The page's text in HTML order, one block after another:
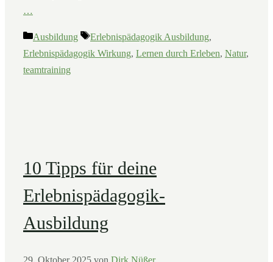
…
Kategorien
Ausbildung Schlagwörter
Erlebnispädagogik Ausbildung,
Erlebnispädagogik Wirkung, Lernen durch Erleben, Natur,
teamtraining
10 Tipps für deine
Erlebnispädagogik-
Ausbildung
29. Oktober 2025 von Dirk Nüßer